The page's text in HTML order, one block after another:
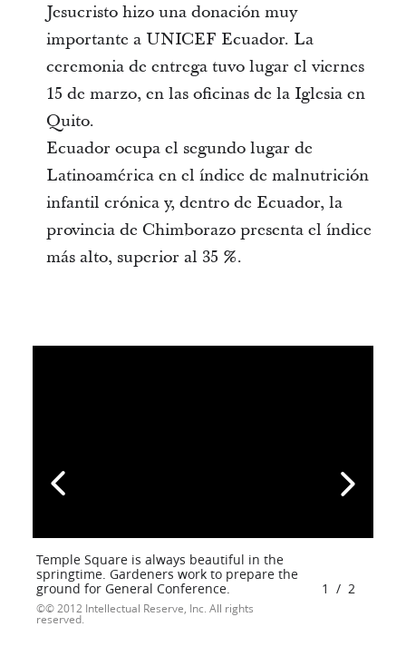
Jesucristo hizo una donación muy
importante a UNICEF Ecuador. La
ceremonia de entrega tuvo lugar el viernes
15 de marzo, en las oficinas de la Iglesia en
Quito.
Ecuador ocupa el segundo lugar de
Latinoamérica en el índice de malnutrición
infantil crónica y, dentro de Ecuador, la
provincia de Chimborazo presenta el índice
más alto, superior al 35 %.
Temple Square is always beautiful in the
springtime. Gardeners work to prepare the
ground for General Conference.
© 2012 Intellectual Reserve, Inc. All rights
reserved.
1 / 2